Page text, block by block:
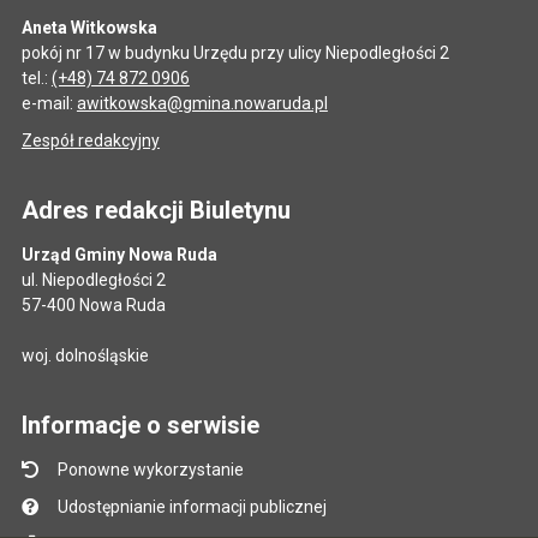
Aneta Witkowska
pokój nr 17 w budynku Urzędu przy ulicy Niepodległości 2
tel.: (+48) 74 872 0906
e-mail: awitkowska@gmina.nowaruda.pl
Zespół redakcyjny
Adres redakcji Biuletynu
Urząd Gminy Nowa Ruda
ul. Niepodległości 2
57-400 Nowa Ruda
woj. dolnośląskie
Informacje o serwisie
Ponowne wykorzystanie
Udostępnianie informacji publicznej